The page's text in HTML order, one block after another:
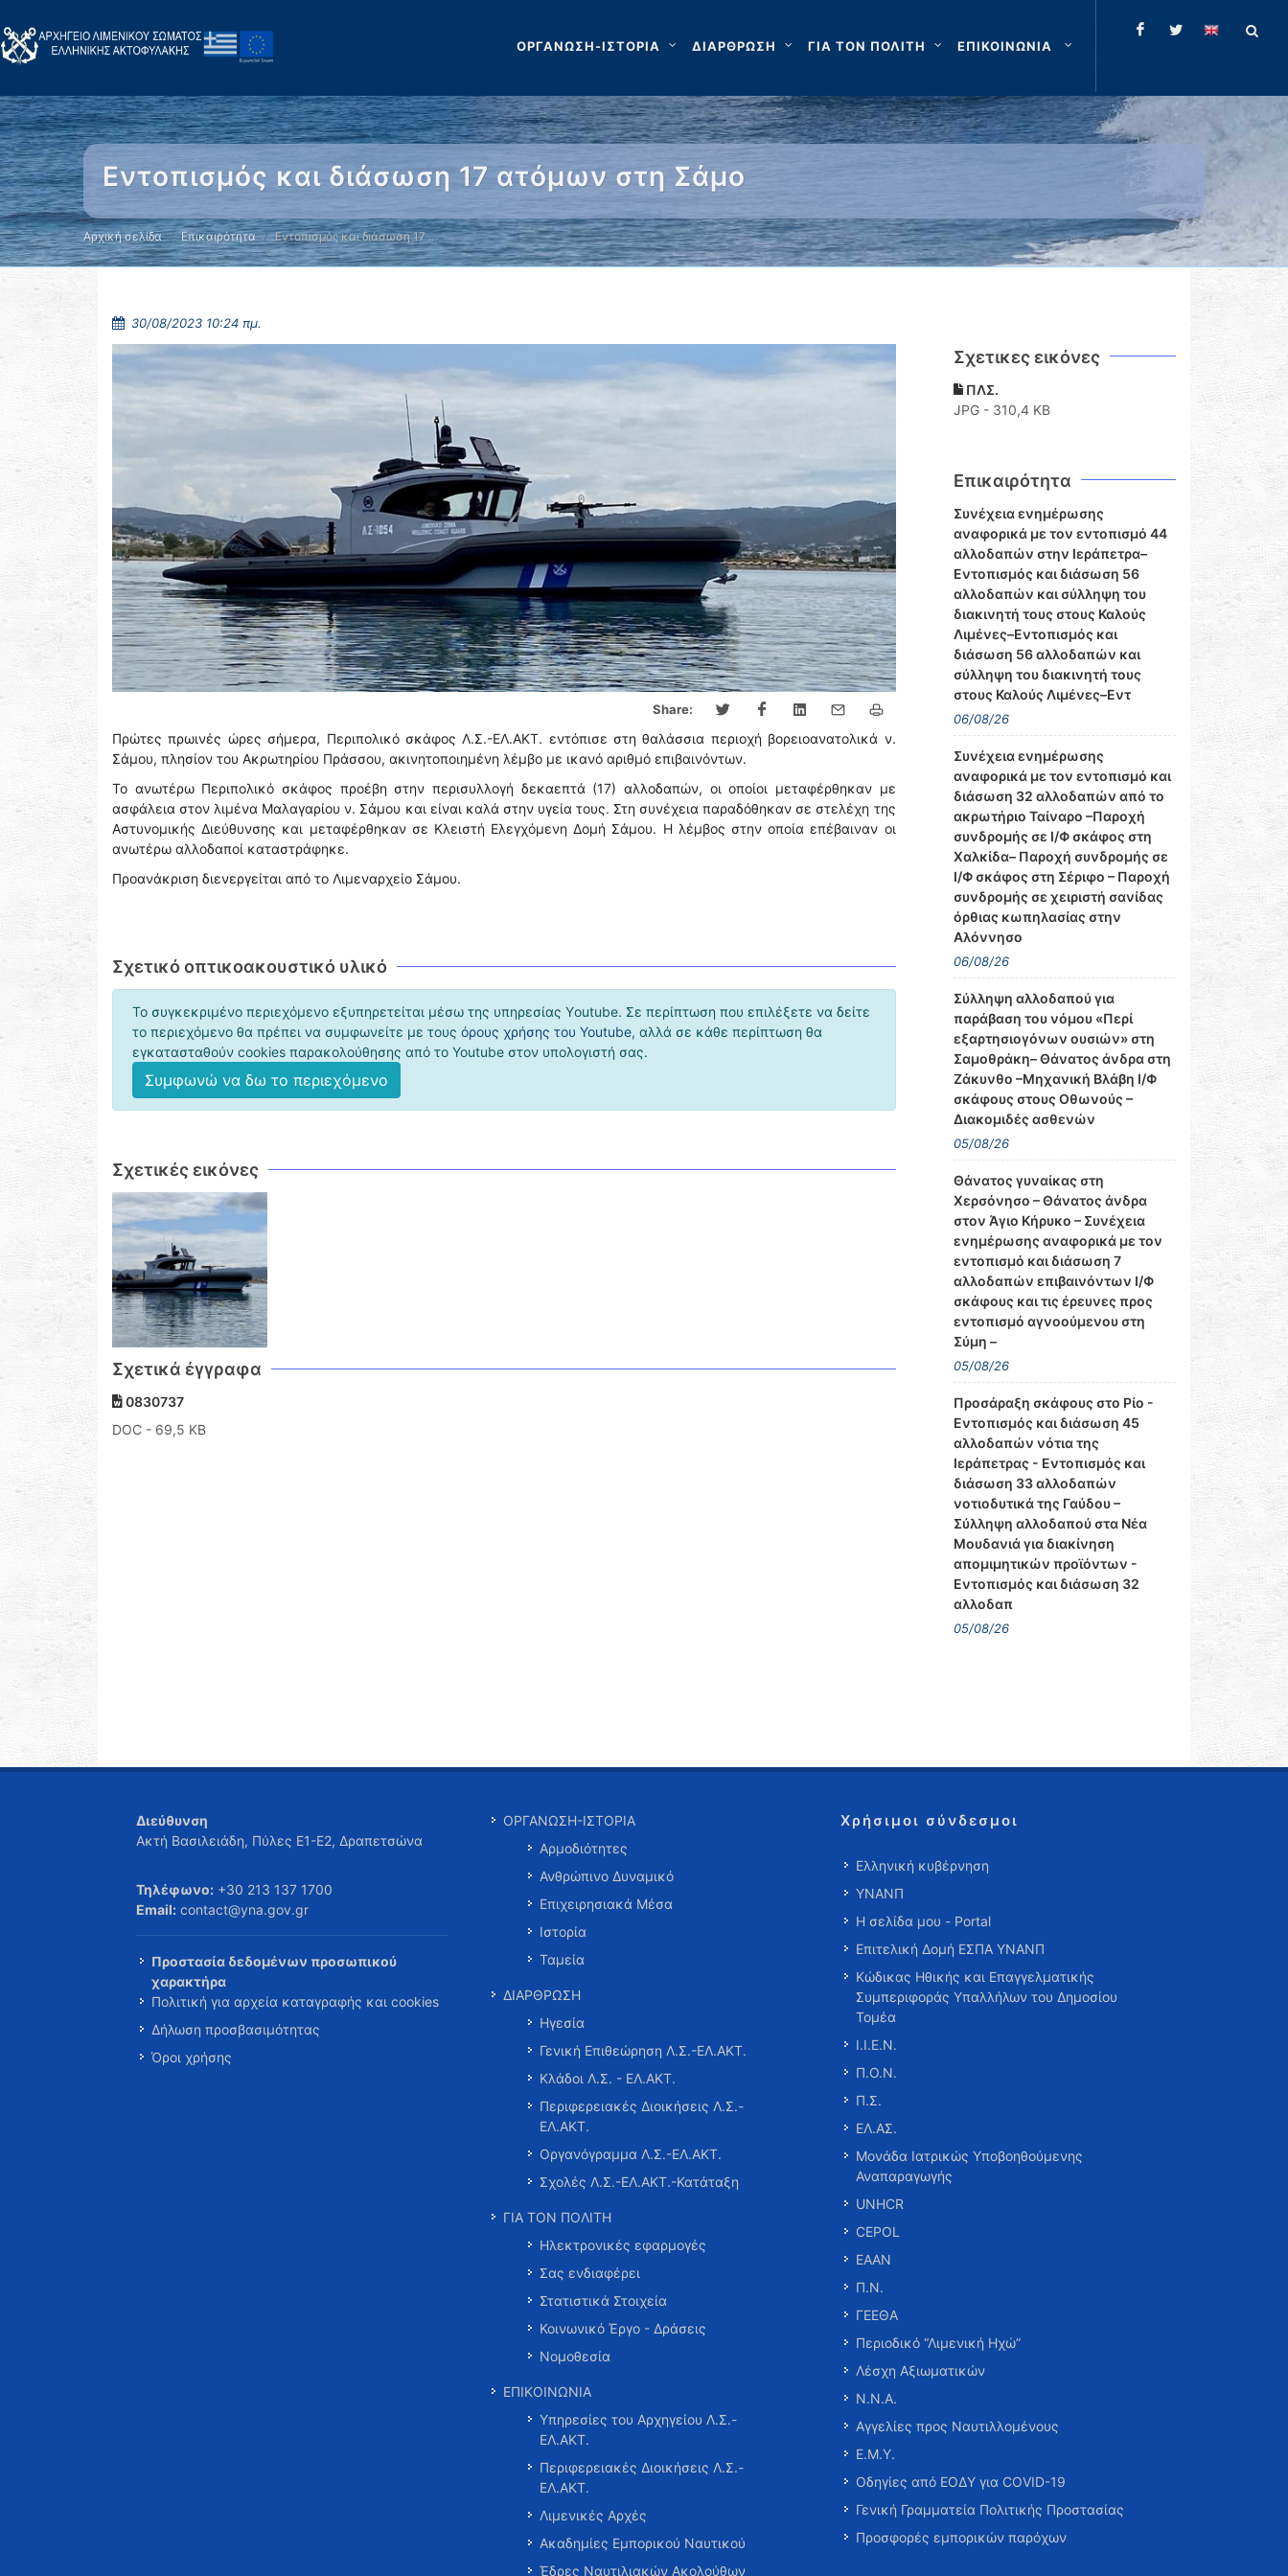
ΟΡΓΑΝΩΣΗ-ΙΣΤΟΡΙΑ ΔΙΑΡΘΡΩΣΗ ΓΙΑ ΤΟΝ ΠΟΛΙΤΗ ΕΠΙΚΟΙΝΩΝΙΑ
Εντοπισμός και διάσωση 17 ατόμων στη Σάμο
Αρχική σελίδα Επικαιρότητα Εντοπισμός και διάσωση 17 …
30/08/2023 10:24 πμ.
Share:
Πρώτες πρωινές ώρες σήμερα, Περιπολικό σκάφος Λ.Σ.-ΕΛ.ΑΚΤ. εντόπισε στη θαλάσσια περιοχή βορειοανατολικά ν.
Σάμου, πλησίον του Ακρωτηρίου Πράσσου, ακινητοποιημένη λέμβο με ικανό αριθμό επιβαινόντων.
Το ανωτέρω Περιπολικό σκάφος προέβη στην περισυλλογή δεκαεπτά (17) αλλοδαπών, οι οποίοι μεταφέρθηκαν με
ασφάλεια στον λιμένα Μαλαγαρίου ν. Σάμου και είναι καλά στην υγεία τους. Στη συνέχεια παραδόθηκαν σε στελέχη της
Αστυνομικής Διεύθυνσης και μεταφέρθηκαν σε Κλειστή Ελεγχόμενη Δομή Σάμου. Η λέμβος στην οποία επέβαιναν οι
ανωτέρω αλλοδαποί καταστράφηκε.
Προανάκριση διενεργείται από το Λιμεναρχείο Σάμου.
Σχετικό οπτικοακουστικό υλικό
Το συγκεκριμένο περιεχόμενο εξυπηρετείται μέσω της υπηρεσίας Υoutube. Σε περίπτωση που επιλέξετε να δείτε
το περιεχόμενο θα πρέπει να συμφωνείτε με τους όρους χρήσης του Youtube, αλλά σε κάθε περίπτωση θα
εγκατασταθούν cookies παρακολούθησης από το Youtube στον υπολογιστή σας.
Συμφωνώ να δω το περιεχόμενο
Σχετικές εικόνες
Σχετικά έγγραφα
0830737
DOC - 69,5 KB
Σχετικες εικόνες
ΠΛΣ.
JPG - 310,4 KB
Επικαιρότητα
Συνέχεια ενημέρωσης
αναφορικά με τον εντοπισμό 44
αλλοδαπών στην Ιεράπετρα–
Εντοπισμός και διάσωση 56
αλλοδαπών και σύλληψη του
διακινητή τους στους Καλούς
Λιμένες–Εντοπισμός και
διάσωση 56 αλλοδαπών και
σύλληψη του διακινητή τους
στους Καλούς Λιμένες–Εντ
06/08/26
Συνέχεια ενημέρωσης
αναφορικά με τον εντοπισμό και
διάσωση 32 αλλοδαπών από το
ακρωτήριο Ταίναρο –Παροχή
συνδρομής σε Ι/Φ σκάφος στη
Χαλκίδα– Παροχή συνδρομής σε
Ι/Φ σκάφος στη Σέριφο – Παροχή
συνδρομής σε χειριστή σανίδας
όρθιας κωπηλασίας στην
Αλόννησο
06/08/26
Σύλληψη αλλοδαπού για
παράβαση του νόμου «Περί
εξαρτησιογόνων ουσιών» στη
Σαμοθράκη– Θάνατος άνδρα στη
Ζάκυνθο –Μηχανική Βλάβη Ι/Φ
σκάφους στους Οθωνούς –
Διακομιδές ασθενών
05/08/26
Θάνατος γυναίκας στη
Χερσόνησο – Θάνατος άνδρα
στον Άγιο Κήρυκο – Συνέχεια
ενημέρωσης αναφορικά με τον
εντοπισμό και διάσωση 7
αλλοδαπών επιβαινόντων Ι/Φ
σκάφους και τις έρευνες προς
εντοπισμό αγνοούμενου στη
Σύμη –
05/08/26
Προσάραξη σκάφους στο Ρίο -
Εντοπισμός και διάσωση 45
αλλοδαπών νότια της
Ιεράπετρας - Εντοπισμός και
διάσωση 33 αλλοδαπών
νοτιοδυτικά της Γαύδου –
Σύλληψη αλλοδαπού στα Νέα
Μουδανιά για διακίνηση
απομιμητικών προϊόντων -
Εντοπισμός και διάσωση 32
αλλοδαπ
05/08/26
Διεύθυνση
Ακτή Βασιλειάδη, Πύλες Ε1-Ε2, Δραπετσώνα
Τηλέφωνο: +30 213 137 1700
Email: contact@yna.gov.gr
Προστασία δεδομένων προσωπικού
χαρακτήρα
Πολιτική για αρχεία καταγραφής και cookies
Δήλωση προσβασιμότητας
Όροι χρήσης
ΟΡΓΑΝΩΣΗ-ΙΣΤΟΡΙΑ
Αρμοδιότητες
Ανθρώπινο Δυναμικό
Επιχειρησιακά Μέσα
Ιστορία
Ταμεία
ΔΙΑΡΘΡΩΣΗ
Ηγεσία
Γενική Επιθεώρηση Λ.Σ.-ΕΛ.ΑΚΤ.
Κλάδοι Λ.Σ. - ΕΛ.ΑΚΤ.
Περιφερειακές Διοικήσεις Λ.Σ.-
ΕΛ.ΑΚΤ.
Οργανόγραμμα Λ.Σ.-ΕΛ.ΑΚΤ.
Σχολές Λ.Σ.-ΕΛ.ΑΚΤ.-Κατάταξη
ΓΙΑ ΤΟΝ ΠΟΛΙΤΗ
Ηλεκτρονικές εφαρμογές
Σας ενδιαφέρει
Στατιστικά Στοιχεία
Κοινωνικό Έργο - Δράσεις
Νομοθεσία
ΕΠΙΚΟΙΝΩΝΙΑ
Υπηρεσίες του Αρχηγείου Λ.Σ.-
ΕΛ.ΑΚΤ.
Περιφερειακές Διοικήσεις Λ.Σ.-
ΕΛ.ΑΚΤ.
Λιμενικές Αρχές
Ακαδημίες Εμπορικού Ναυτικού
Έδρες Ναυτιλιακών Ακολούθων
Χρήσιμοι σύνδεσμοι
Ελληνική κυβέρνηση
ΥΝΑΝΠ
Η σελίδα μου - Portal
Επιτελική Δομή ΕΣΠΑ ΥΝΑΝΠ
Κώδικας Ηθικής και Επαγγελματικής
Συμπεριφοράς Υπαλλήλων του Δημοσίου
Τομέα
Ι.Ι.Ε.Ν.
Π.Ο.Ν.
Π.Σ.
ΕΛ.ΑΣ.
Μονάδα Ιατρικώς Υποβοηθούμενης
Αναπαραγωγής
UNHCR
CEPOL
ΕΑΑΝ
Π.Ν.
ΓΕΕΘΑ
Περιοδικό “Λιμενική Ηχώ”
Λέσχη Αξιωματικών
Ν.Ν.Α.
Αγγελίες προς Ναυτιλλομένους
Ε.Μ.Υ.
Οδηγίες από ΕΟΔΥ για COVID-19
Γενική Γραμματεία Πολιτικής Προστασίας
Προσφορές εμπορικών παρόχων